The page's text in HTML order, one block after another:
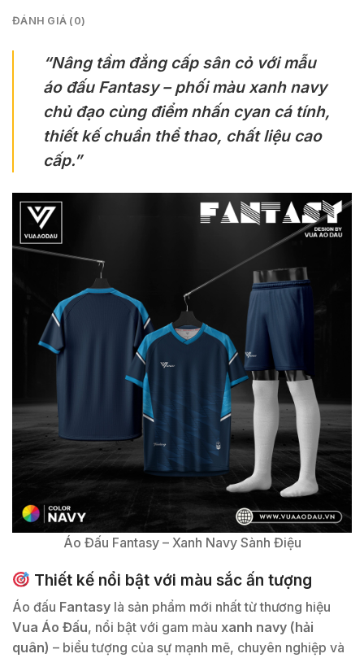
ĐÁNH GIÁ (0)
“Nâng tầm đẳng cấp sân cỏ với mẫu
áo đấu Fantasy – phối màu xanh navy
chủ đạo cùng điểm nhấn cyan cá tính,
thiết kế chuẩn thể thao, chất liệu cao
cấp.”
Áo Đấu Fantasy – Xanh Navy Sành Điệu
Thiết kế nổi bật với màu sắc ấn tượng
Áo đấu Fantasy là sản phẩm mới nhất từ thương hiệu
Vua Áo Đấu, nổi bật với gam màu xanh navy (hải
quân) – biểu tượng của sự mạnh mẽ, chuyên nghiệp và